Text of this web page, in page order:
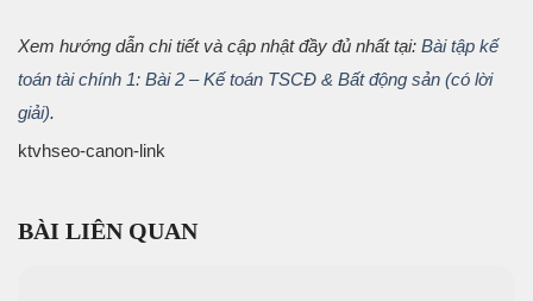
Xem hướng dẫn chi tiết và cập nhật đầy đủ nhất tại: Bài tập kế
toán tài chính 1: Bài 2 – Kế toán TSCĐ & Bất động sản (có lời
giải).
ktvhseo-canon-link
BÀI LIÊN QUAN